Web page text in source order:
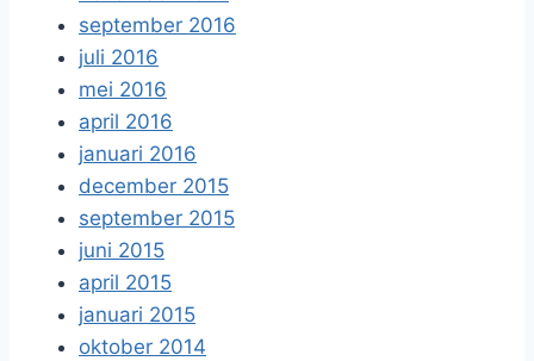
september 2016
juli 2016
mei 2016
april 2016
januari 2016
december 2015
september 2015
juni 2015
april 2015
januari 2015
oktober 2014